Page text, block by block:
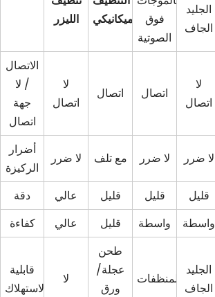
الليزر
الميكانيكي
فوق
الصوتية
الجليد
الجاف
الاتصال
/ لا
جهة
اتصال
لا
اتصال
اتصال اتصال
لا
اتصال
أضرار
الركيزة
لا ضرر مع تلف لا ضرر لا ضرر
دقة عالي قليل قليل قليل
كفاءة
عالي قليل واسطة واسطة
قابلية
الاستهلاك
لا
طحن
عجلة/
ورق
المنظفات
الجليد
الجاف